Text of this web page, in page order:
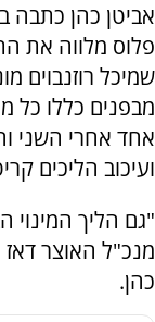
אביטן כהן כתבה
פלוס מלווה את
שמיכל רוזנבוים
מבפנים כללו
אחד אחרי השני
ועיכוב הליכים
"גם הליך המינוי
מנכ"ל האוצר דאז
כהן.